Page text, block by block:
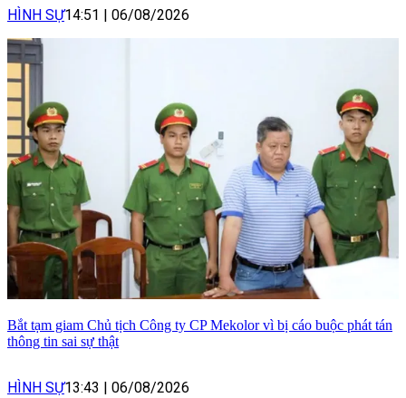
HÌNH SỰ14:51 | 06/08/2026
Bắt tạm giam Chủ tịch Công ty CP Mekolor vì bị cáo buộc phát tán
thông tin sai sự thật
HÌNH SỰ13:43 | 06/08/2026